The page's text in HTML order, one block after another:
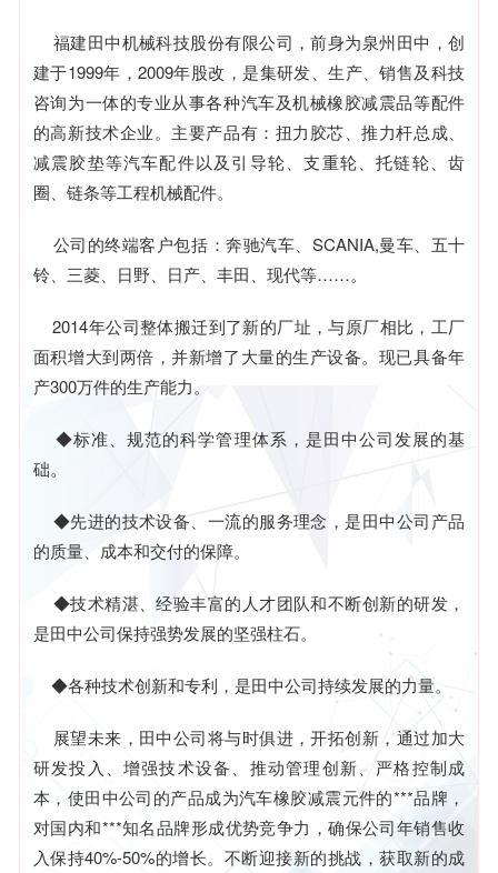
福建田中机械科技股份有限公司，前身为泉州田中，创
建于1999年，2009年股改，是集研发、生产、销售及科技
咨询为一体的专业从事各种汽车及机械橡胶减震品等配件
的高新技术企业。主要产品有：扭力胶芯、推力杆总成、
减震胶垫等汽车配件以及引导轮、支重轮、托链轮、齿
圈、链条等工程机械配件。
公司的终端客户包括：奔驰汽车、SCANIA,曼车、五十
铃、三菱、日野、日产、丰田、现代等……。
2014年公司整体搬迁到了新的厂址，与原厂相比，工厂
面积增大到两倍，并新增了大量的生产设备。现已具备年
产300万件的生产能力。
◆标准、规范的科学管理体系，是田中公司发展的基
础。
◆先进的技术设备、一流的服务理念，是田中公司产品
的质量、成本和交付的保障。
◆技术精湛、经验丰富的人才团队和不断创新的研发，
是田中公司保持强势发展的坚强柱石。
◆各种技术创新和专利，是田中公司持续发展的力量。
展望未来，田中公司将与时俱进，开拓创新，通过加大
研发投入、增强技术设备、推动管理创新、严格控制成
本，使田中公司的产品成为汽车橡胶减震元件的***品牌，
对国内和***知名品牌形成优势竞争力，确保公司年销售收
入保持40%-50%的增长。不断迎接新的挑战，获取新的成